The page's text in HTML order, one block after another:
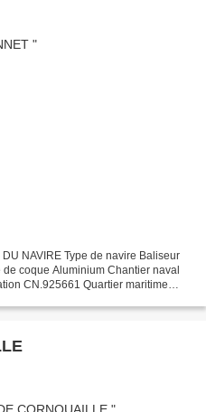
NAVIRE Type de navire Baliseur
coque Aluminium Chantier naval
CN.925661 Quartier maritime